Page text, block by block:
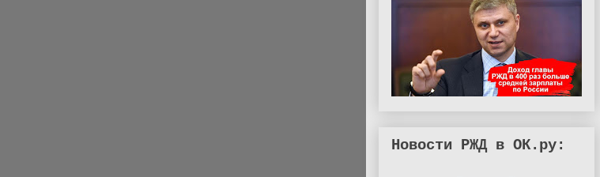
Новости РЖД в ОК.ру: